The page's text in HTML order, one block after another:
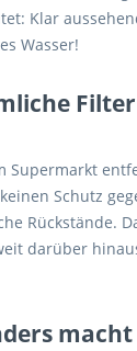
Klar
Wasser!
Supermarkt
Schutz
Rückstände.
darüber
macht